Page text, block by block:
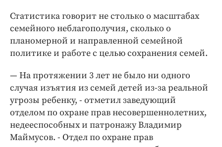
Статистика говорит не столько о масштабах
семейного неблагополучия, сколько о
планомерной и направленной семейной
политике и работе с целью сохранения семей.
— На протяжении 3 лет не было ни одного
случая изъятия из семей детей из-за реальной
угрозы ребенку, - отметил заведующий
отделом по охране прав несовершеннолетних,
недееспособных и патронажу Владимир
Маймусов. - Отдел по охране прав